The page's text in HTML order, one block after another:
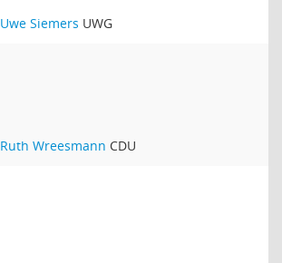
Uwe Siemers UWG
Ruth Wreesmann CDU